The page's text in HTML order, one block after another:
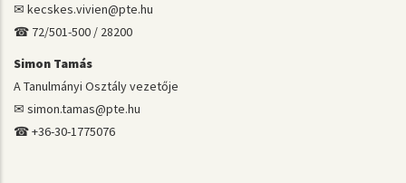
✉ kecskes.vivien@pte.hu
☎ 72/501-500 / 28200
Simon Tamás
A Tanulmányi Osztály vezetője
✉ simon.tamas@pte.hu
☎ +36-30-1775076